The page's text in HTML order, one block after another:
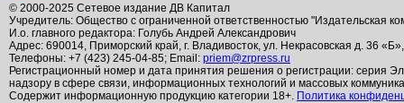
© 2000-2025 Сетевое издание ДВ Капитал
Учредитель: Общество с ограниченной ответственностью "Издательская
И.о. главного редактора: Голубь Андрей Александрович
Адрес: 690014, Приморский край, г. Владивосток, ул. Некрасовская д. 36
Телефоны: +7 (423) 245-04-85; Email: priem@zrpress.ru
Регистрационный номер и дата принятия решения о регистрации: серия
надзору в сфере связи, информационных технологий и массовых
Содержит информационную продукцию категории 18+. Политика